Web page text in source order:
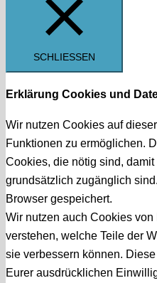
SCHLIESSEN
Erklärung Cookies und
Wir nutzen Cookies auf
Funktionen zu ermöglichen.
Cookies, die nötig sind,
grundsätzlich zugänglich
Browser gespeichert.
Wir nutzen auch Cookies
verstehen, welche Teile der
sie verbessern können.
Eurer ausdrücklichen